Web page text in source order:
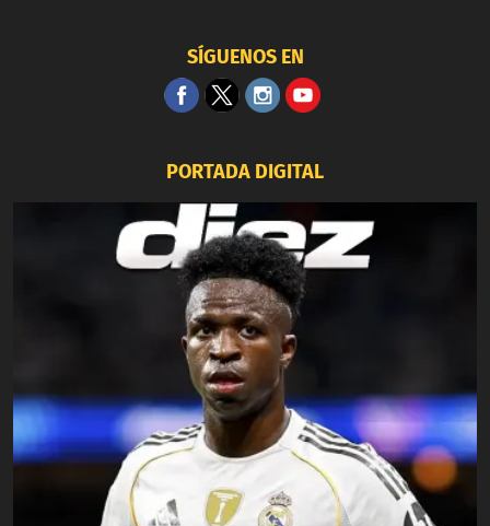
SÍGUENOS EN
PORTADA DIGITAL